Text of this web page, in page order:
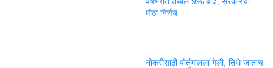
मोठा निर्णय
नोकरीसाठी पोर्तुगालला गेली, तिथे जाताच